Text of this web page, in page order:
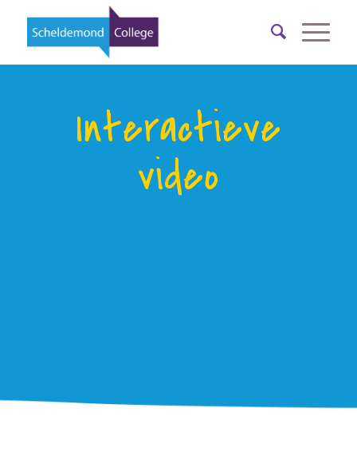
Interactieve
video